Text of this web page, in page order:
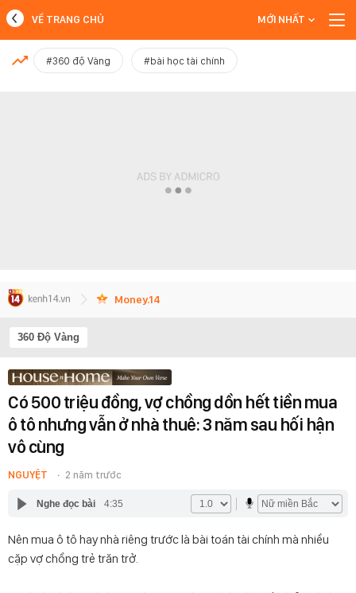
MỚI NHẤT
VỀ TRANG CHỦ MỚI NHẤT
#360 độ Vàng #bài học tài chính
Money.14
360 Độ Vàng
Có 500 triệu đồng, vợ chồng dồn hết tiền mua
ô tô nhưng vẫn ở nhà thuê: 3 năm sau hối hận
vô cùng
NGUYỆT 2 năm trước
Nghe đọc bài 4:35
Nên mua ô tô hay nhà riêng trước là bài toán tài chính mà nhiều
cặp vợ chồng trẻ trăn trở.